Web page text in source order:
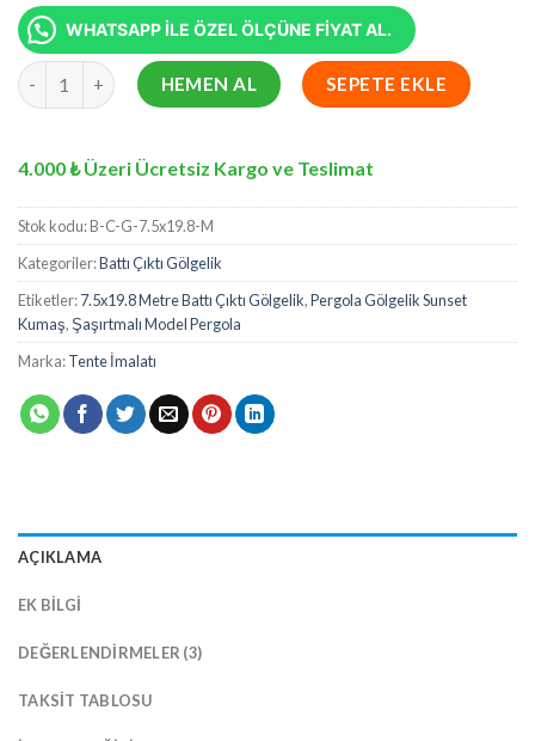
WHATSAPP İLE ÖZEL ÖLÇÜNE FİYAT AL.
7.5x19.8 Metre Battı Çıktı Gölgelik, Pergola Gölgelik Sunset
HEMEN AL SEPETE EKLE
4.000 ₺ Üzeri Ücretsiz Kargo ve Teslimat
Stok kodu:B-C-G-7.5x19.8-M
Kategoriler:Battı Çıktı Gölgelik
Etiketler:7.5x19.8 Metre Battı Çıktı Gölgelik,Pergola Gölgelik Sunset
Kumaş,Şaşırtmalı Model Pergola
Marka:Tente İmalatı
AÇIKLAMA
EK BILGI
DEĞERLENDIRMELER (3)
TAKSIT TABLOSU